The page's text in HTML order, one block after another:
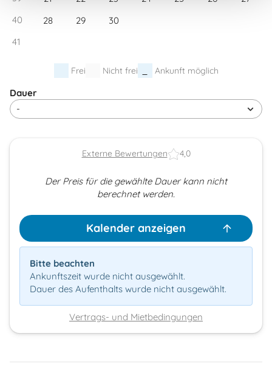
40
28 29
30
41
Frei Nicht frei Ankunft möglich
Dauer
Externe Bewertungen 4,0
Der Preis für die gewählte Dauer kann nicht
berechnet werden.
Kalender anzeigen
Bitte beachten
Ankunftszeit wurde nicht ausgewählt.
Dauer des Aufenthalts wurde nicht ausgewählt.
Vertrags- und Mietbedingungen